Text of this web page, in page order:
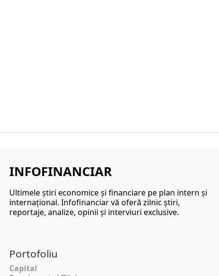
INFOFINANCIAR
Ultimele ştiri economice şi financiare pe plan intern şi
internaţional. Infofinanciar vă oferă zilnic ştiri,
reportaje, analize, opinii şi interviuri exclusive.
Portofoliu
Capital